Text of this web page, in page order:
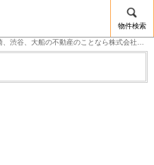
物件検索
月別一覧【2020年12月】 | 横浜、武蔵小杉、川崎、渋谷、大船の不動産のことなら株式会社ポートホームズ